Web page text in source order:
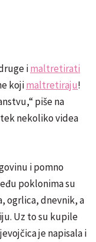
imaltretirati
kojimaltretiraju!
piše na
nekoliko videa
i pomno
poklonima su
ogrlica, dnevnik, a
Uz to su kupile
je napisala i